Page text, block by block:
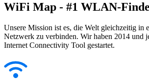
WiFi Map - #1 WLAN-
Unsere Mission ist es, die Welt gleichzeitig in
Netzwerk zu verbinden. Wir haben 2014 und
Internet Connectivity Tool gestartet.